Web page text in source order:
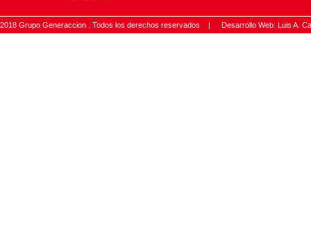
2018 Grupo Generaccion . Todos los derechos reservados | Desarrollo Web: Luis